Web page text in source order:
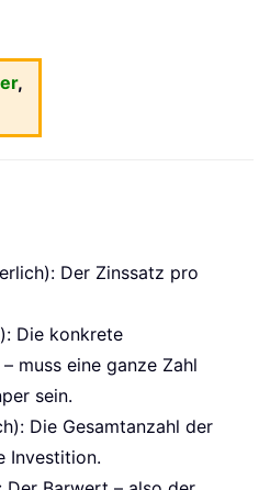
,
Der Zinssatz pro
Die konkrete
muss eine ganze Zahl
sein.
Die Gesamtanzahl der
Investition.